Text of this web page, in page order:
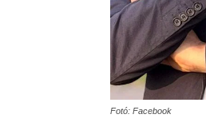
Fotó: Facebook